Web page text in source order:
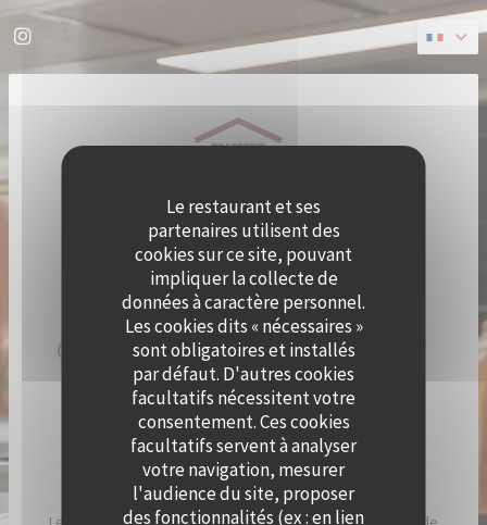
Personnalisation de vos choix en matière de cookies
Le restaurant et ses
partenaires utilisent des
cookies sur ce site, pouvant
impliquer la collecte de
données à caractère personnel.
Les cookies dits « nécessaires »
sont obligatoires et installés
par défaut. D'autres cookies
facultatifs nécessitent votre
consentement. Ces cookies
facultatifs servent à analyser
votre navigation, mesurer
l'audience du site, proposer
des fonctionnalités (ex : en lien
Instagram ((ouvre une nouvelle fenêtre))
QUAI OUEST DEVIENT CRAMAT'
LE TEMPS D'UN ÉTÉ !
LE CHEF ALEXY ALGAR-DENOS S’INSTALLE À QUAI
OUEST LE TEMPS D’UN ÉTÉ !